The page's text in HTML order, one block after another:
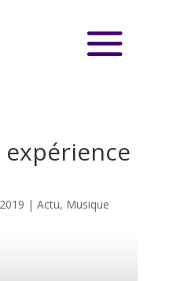
expérience
| Actu, Musique